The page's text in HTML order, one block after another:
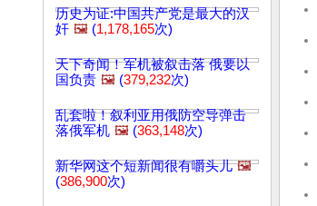
历史为证:中国共产党是最大的汉
奸 🖼️ (1,178,165次)
天下奇闻！军机被叙击落 俄要以
国负责 🖼️ (379,232次)
乱套啦！叙利亚用俄防空导弹击
落俄军机 🖼️ (363,148次)
新华网这个短新闻很有嚼头儿 🖼️
(386,900次)